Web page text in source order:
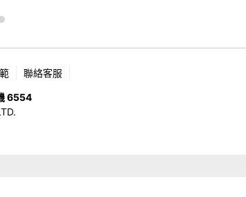
聯絡客服
6554